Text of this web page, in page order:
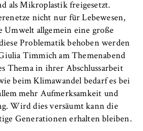
als Mikroplastik freigesetzt.
nicht nur für Lebewesen,
Umwelt allgemein eine große
Problematik behoben werden
Timmich am Themenabend
Thema in ihrer Abschlussarbeit
beim Klimawandel bedarf es bei
mehr Aufmerksamkeit und
Wird dies versäumt kann die
Generationen erhalten bleiben.
YSC, yt-remote-